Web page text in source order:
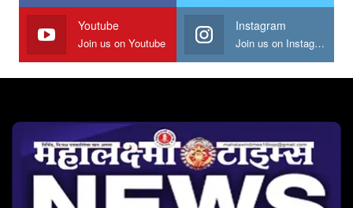
Youtube
Join us on Youtube
Instagram
Join us on Instagram